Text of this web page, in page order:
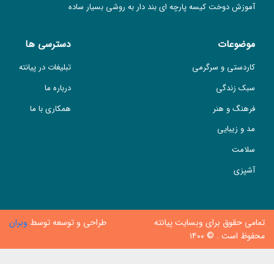
آموزش دوخت کیسه پارچه ای بند دار به روشی بسیار ساده
موضوعات
کاردستی و سرگرمی
سبک زندگی
فرهنگ و هنر
مد و زیبایی
سلامت
آشپزی
دسترسی ها
تبلیغات در پیانته
درباره ما
همکاری با ما
تمامی حقوق برای وبسایت پیانته
محفوظ است . © ۱۴۰۰
طراحی و توسعه توسط وبران